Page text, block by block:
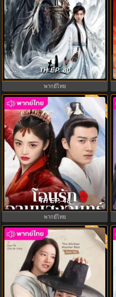
สู่ภูผามหาสมุทร (2025) The
Journey of Legend พากย์ไทย
TH EP. 80
พากย์ไทย
โอบรักอาบแสงจันทร์ (2025) A
Forbidden Marriage พากย์ไทย
8.0 พากย์ไทย
TH EP. 48
พากย์ไทย
8.0 พากย์ไทย